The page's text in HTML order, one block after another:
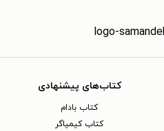
کتاب‌های پیشنهادی
کتاب بادام
کتاب کیمیاگر